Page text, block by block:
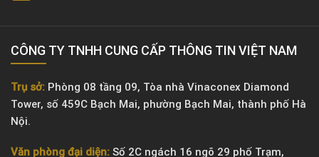
CÔNG TY TNHH CUNG CẤP THÔNG TIN VIỆT NAM
Trụ sở: Phòng 08 tầng 09, Tòa nhà Vinaconex Diamond
Tower, số 459C Bạch Mai, phường Bạch Mai, thành phố Hà
Nội.
Văn phòng đại diện: Số 2C ngách 16 ngõ 29 phố Trạm,